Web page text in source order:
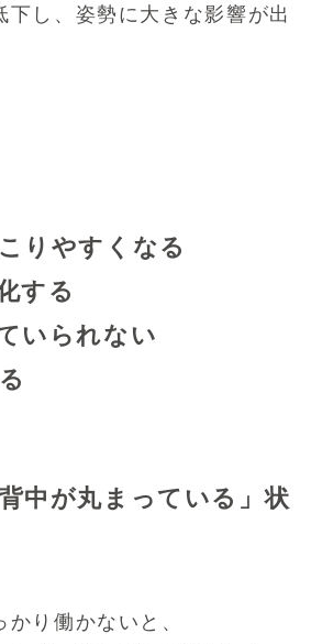
下し、姿勢に大きな影響が出
りやすくなる
する
いられない
中が丸まっている」状
り働かないと、